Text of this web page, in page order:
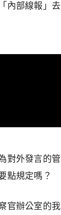
內部線報」去
對外發言的管
點規定嗎？
官辦公室的我